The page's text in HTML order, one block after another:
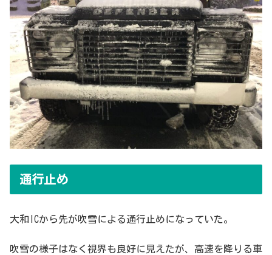
通行止め
大和ICから先が吹雪による通行止めになっていた。
吹雪の様子はなく視界も良好に見えたが、高速を降りる車